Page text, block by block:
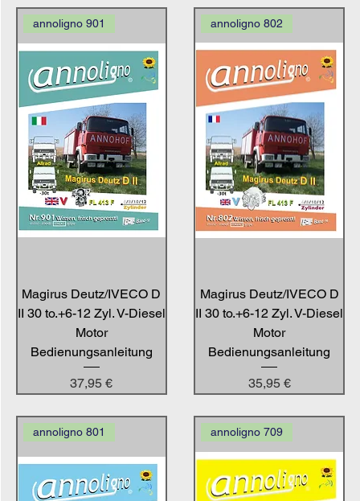
annoligno 901
Magirus Deutz/IVECO D
II 30 to.+6-12 Zyl. V-Diesel
Motor
Bedienungsanleitung
Preis
37,95 €
annoligno 802
Magirus Deutz/IVECO D
II 30 to.+6-12 Zyl. V-Diesel
Motor
Bedienungsanleitung
Preis
35,95 €
annoligno 801 annoligno 709